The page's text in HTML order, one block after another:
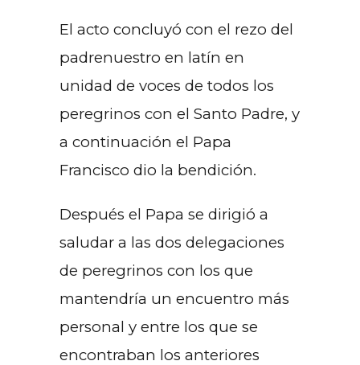
El acto concluyó con el rezo del
padrenuestro en latín en
unidad de voces de todos los
peregrinos con el Santo Padre, y
a continuación el Papa
Francisco dio la bendición.
Después el Papa se dirigió a
saludar a las dos delegaciones
de peregrinos con los que
mantendría un encuentro más
personal y entre los que se
encontraban los anteriores